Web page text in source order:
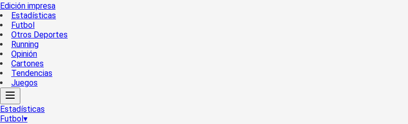
Edición impresa
Estadísticas
Futbol
Otros Deportes
Running
Opinión
Cartones
Tendencias
Juegos
Estadísticas
Futbol▾